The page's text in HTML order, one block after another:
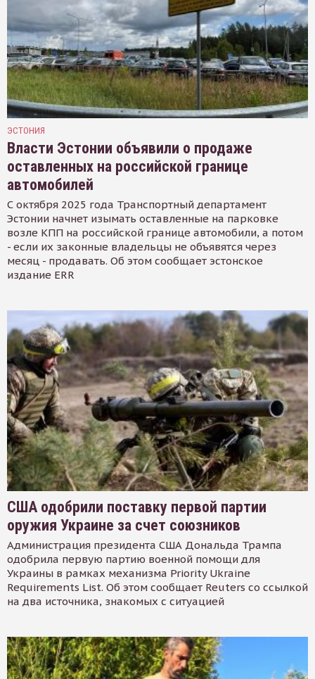
ЭСТОНИЯ
Власти Эстонии объявили о продаже
оставленных на российской границе
автомобилей
С октября 2025 года Транспортный департамент
Эстонии начнет изымать оставленные на парковке
возле КПП на российской границе автомобили, а потом
- если их законные владельцы не объявятся через
месяц - продавать. Об этом сообщает эстонское
издание ERR
США одобрили поставку первой партии
оружия Украине за счет союзников
Администрация президента США Дональда Трампа
одобрила первую партию военной помощи для
Украины в рамках механизма Priority Ukraine
Requirements List. Об этом сообщает Reuters со ссылкой
на два источника, знакомых с ситуацией